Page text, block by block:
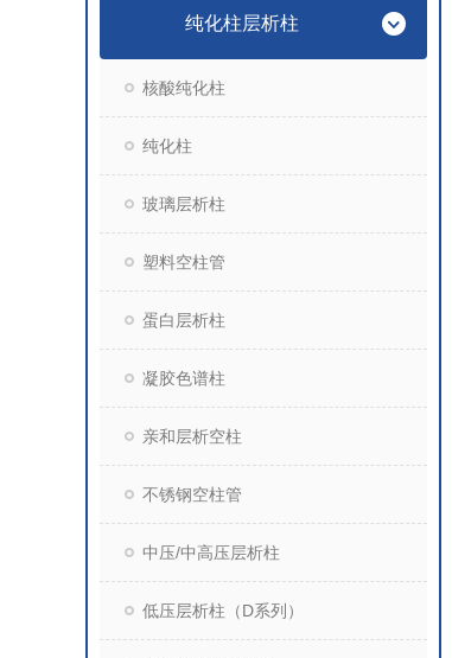
纯化柱层析柱
核酸纯化柱
纯化柱
玻璃层析柱
塑料空柱管
蛋白层析柱
凝胶色谱柱
亲和层析空柱
不锈钢空柱管
中压/中高压层析柱
低压层析柱（D系列）